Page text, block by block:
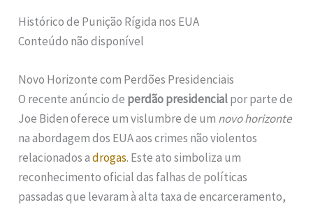
Histórico de Punição Rígida nos EUA
Conteúdo não disponível
Novo Horizonte com Perdões Presidenciais
O recente anúncio de perdão presidencialpor parte de
Joe Biden oferece um vislumbre de um novo horizonte
na abordagem dos EUA aos crimes não violentos
relacionados adrogas. Este ato simboliza um
reconhecimento oficial das falhas de políticas
passadas que levaram à alta taxa de encarceramento,